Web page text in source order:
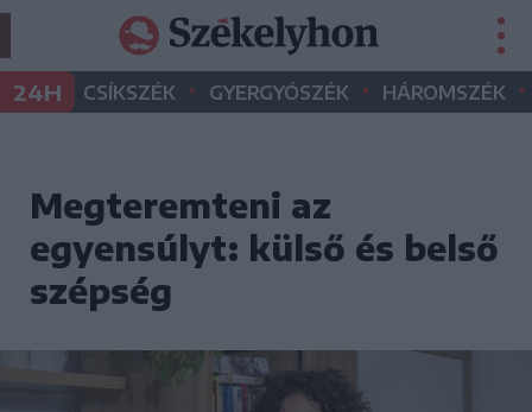
24H CSÍKSZÉK • GYERGYÓSZÉK • HÁROMSZÉK •
Megteremteni az
egyensúlyt: külső és belső
szépség